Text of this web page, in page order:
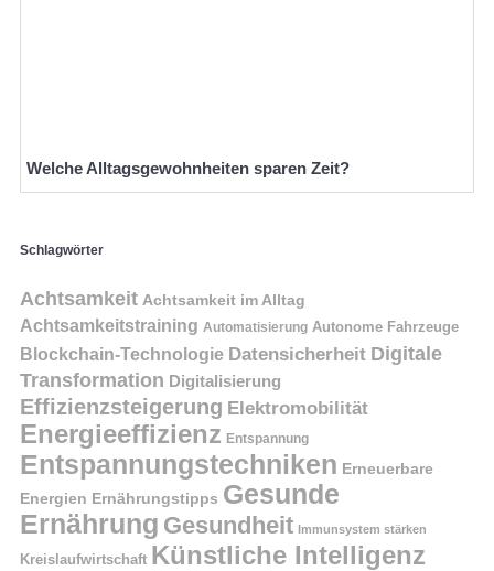
Welche Alltagsgewohnheiten sparen Zeit?
Schlagwörter
Achtsamkeit Achtsamkeit im Alltag
Achtsamkeitstraining Automatisierung Autonome Fahrzeuge
Blockchain-Technologie Datensicherheit Digitale
Transformation Digitalisierung
Effizienzsteigerung Elektromobilität
Energieeffizienz Entspannung
Entspannungstechniken Erneuerbare
Energien Ernährungstipps Gesunde
Ernährung Gesundheit Immunsystem stärken
Kreislaufwirtschaft Künstliche Intelligenz